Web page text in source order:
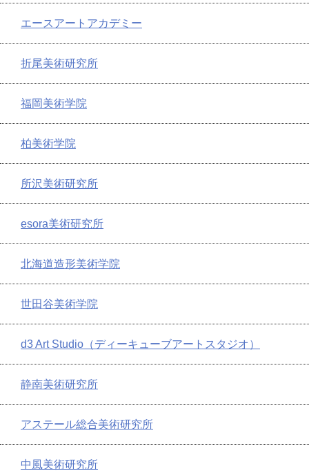
エースアートアカデミー
折尾美術研究所
福岡美術学院
柏美術学院
所沢美術研究所
esora美術研究所
北海道造形美術学院
世田谷美術学院
d3 Art Studio（ディーキューブアートスタジオ）
静南美術研究所
アステール総合美術研究所
中風美術研究所